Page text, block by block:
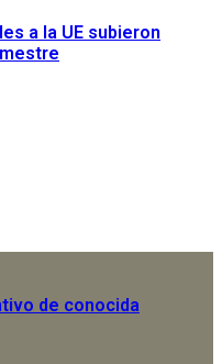
a la UE subieron
de conocida